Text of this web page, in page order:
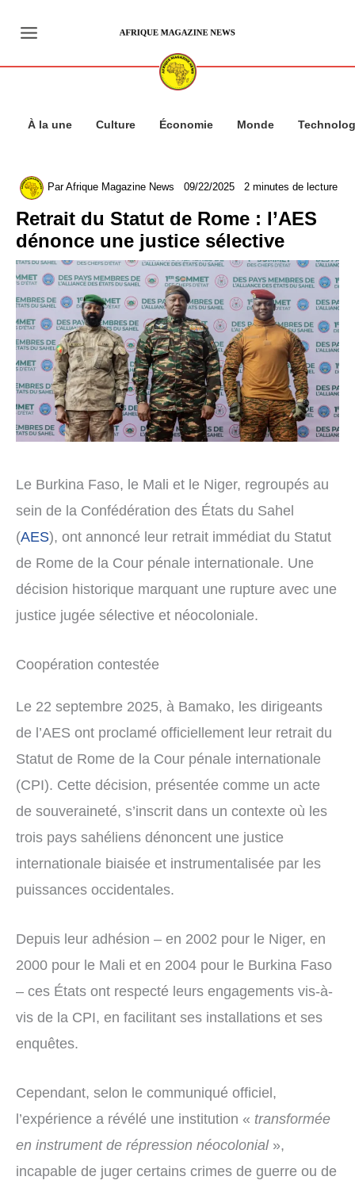
contenu
À la une Culture Économie Monde
ParAfrique Magazine News 09/22/2025 2 minutes de lecture
Retrait du Statut de Rome : l’AES
dénonce une justice sélective
Le Burkina Faso, le Mali et le Niger, regroupés au
sein de la Confédération des États du Sahel
(AES), ont annoncé leur retrait immédiat du Statut
de Rome de la Cour pénale internationale. Une
décision historique marquant une rupture avec une
justice jugée sélective et néocoloniale.
Coopération contestée
Le 22 septembre 2025, à Bamako, les dirigeants
de l’AES ont proclamé officiellement leur retrait du
Statut de Rome de la Cour pénale internationale
(CPI). Cette décision, présentée comme un acte
de souveraineté, s’inscrit dans un contexte où les
trois pays sahéliens dénoncent une justice
internationale biaisée et instrumentalisée par les
puissances occidentales.
Depuis leur adhésion – en 2002 pour le Niger, en
2000 pour le Mali et en 2004 pour le Burkina Faso
– ces États ont respecté leurs engagements vis-à-
vis de la CPI, en facilitant ses installations et ses
enquêtes.
Cependant, selon le communiqué officiel,
l’expérience a révélé une institution « transformée
en instrument de répression néocolonial »,
incapable de juger certains crimes de guerre ou de